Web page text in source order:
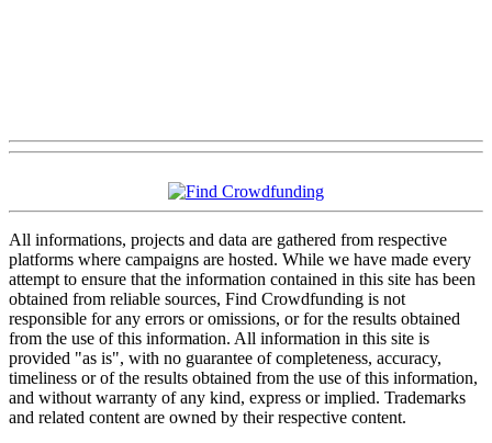
All informations, projects and data are gathered from respective
platforms where campaigns are hosted. While we have made every
attempt to ensure that the information contained in this site has been
obtained from reliable sources, Find Crowdfunding is not
responsible for any errors or omissions, or for the results obtained
from the use of this information. All information in this site is
provided "as is", with no guarantee of completeness, accuracy,
timeliness or of the results obtained from the use of this information,
and without warranty of any kind, express or implied. Trademarks
and related content are owned by their respective content.